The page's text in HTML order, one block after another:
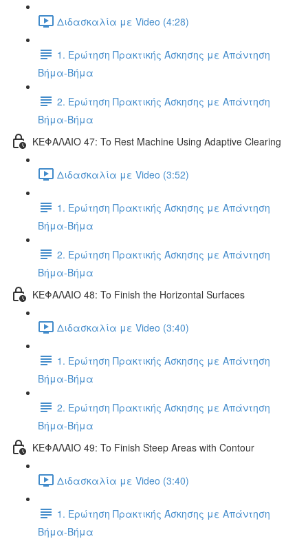
Διδασκαλία με Video (4:28)
1. Ερώτηση Πρακτικής Άσκησης με Απάντηση
Βήμα-Βήμα
2. Ερώτηση Πρακτικής Άσκησης με Απάντηση
Βήμα-Βήμα
ΚΕΦΑΛΑΙΟ 47: To Rest Machine Using Adaptive Clearing
Διδασκαλία με Video (3:52)
1. Ερώτηση Πρακτικής Άσκησης με Απάντηση
Βήμα-Βήμα
2. Ερώτηση Πρακτικής Άσκησης με Απάντηση
Βήμα-Βήμα
ΚΕΦΑΛΑΙΟ 48: To Finish the Horizontal Surfaces
Διδασκαλία με Video (3:40)
1. Ερώτηση Πρακτικής Άσκησης με Απάντηση
Βήμα-Βήμα
2. Ερώτηση Πρακτικής Άσκησης με Απάντηση
Βήμα-Βήμα
ΚΕΦΑΛΑΙΟ 49: To Finish Steep Areas with Contour
Διδασκαλία με Video (3:40)
1. Ερώτηση Πρακτικής Άσκησης με Απάντηση
Βήμα-Βήμα